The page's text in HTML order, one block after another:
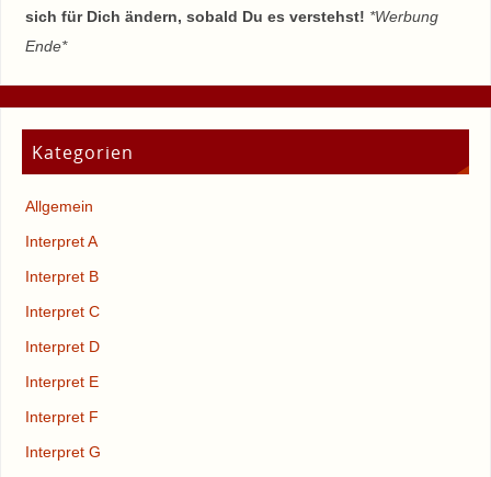
sich für Dich ändern, sobald Du es verstehst! *Werbung
Ende*
Kategorien
Allgemein
Interpret A
Interpret B
Interpret C
Interpret D
Interpret E
Interpret F
Interpret G